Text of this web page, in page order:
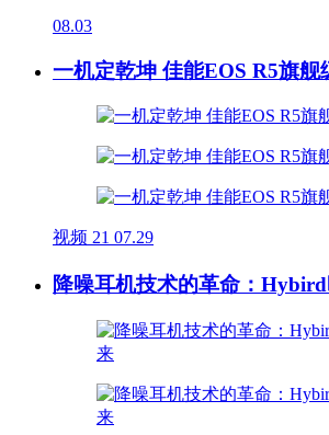
08.03
一机定乾坤 佳能EOS R5旗舰
视频 21 07.29
降噪耳机技术的革命：